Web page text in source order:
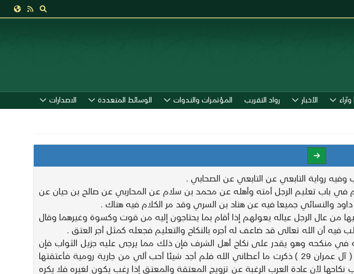
الأخبار رواد التقريب المؤتمرات والندوات الوسائط المتعددة الاصدارات
رواية التابعي عن التابعي عن الصحابي .
في باب تعليم الرجل أمته وأهله عن محمد بن سلام عن المحاربي عن صالح بن حيان عن
والنسائي جميعا فيه عن هناد بن السري وقد مر الكلام فيه هناك .
عال الرجل عياله يعولهم إذا أقام بما يحتاجون إليه من قوت وكسوة وغيرهما وقال
فيه أن الله تعالى قد ضاعف له أجره بالنكاح والتعليم فجعله كمثل أجر العتق .
في منكحه وهو يقدر على نكاح أهل الشرف فإن ذلك مما يرجى عليه جزيل الثواب فإن
قلت روى البزار في ( مسنده ) عن ابن عمر لما نزل قوله تعالى لن تنالوا البر ( آل عمران 29 ) ذكرت ما أعطاني الله فلم أجد شيئا أحب ألي من جارية رومية فأعتقتها
لأن عادة العرب الرغبة عن تزويج المعتقة والمعتق إذا رغب يكون لغيره فلا يكره